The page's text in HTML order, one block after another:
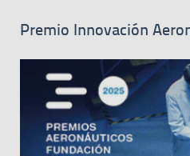
Premio Innovación